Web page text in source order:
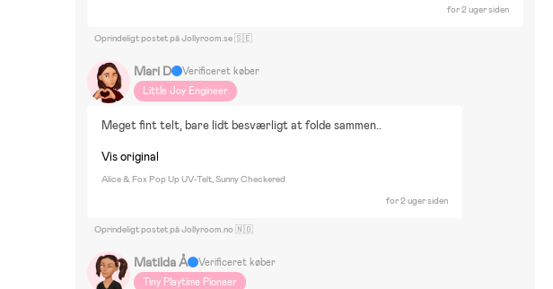
for 2 uger siden
Oprindeligt postet på Jollyroom.se 🇸🇪
Mari D
Verificeret køber
Little Joy Engineer
Meget fint telt, bare lidt besværligt at folde sammen..
Vis original
Alice & Fox Pop Up UV-Telt, Sunny Checkered
for 2 uger siden
Oprindeligt postet på Jollyroom.no 🇳🇴
Matilda Å
Verificeret køber
Tiny Playtime Pioneer